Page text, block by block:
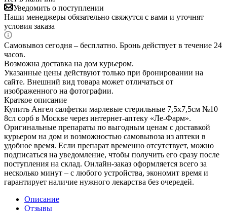
Уведомить о поступлении
Наши менеджеры обязательно свяжутся с вами и уточнят
условия заказа
Самовывоз сегодня – бесплатно. Бронь действует в течение 24
часов.
Возможна доставка на дом курьером.
Указанные цены действуют только при бронировании на
сайте. Внешний вид товара может отличаться от
изображенного на фотографии.
Краткое описание
Купить Ангел салфетки марлевые стерильные 7,5х7,5см №10
8сл сорб в Москве через интернет-аптеку «Ле-Фарм».
Оригинальные препараты по выгодным ценам с доставкой
курьером на дом и возможностью самовывоза из аптеки в
удобное время. Если препарат временно отсутствует, можно
подписаться на уведомление, чтобы получить его сразу после
поступления на склад. Онлайн-заказ оформляется всего за
несколько минут – с любого устройства, экономит время и
гарантирует наличие нужного лекарства без очередей.
Описание
Отзывы